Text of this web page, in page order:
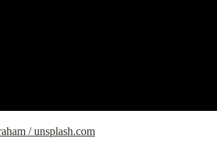
/ unsplash.com